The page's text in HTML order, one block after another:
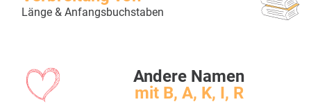
Länge & Anfangsbuchstaben
Andere Namen
mit B, A, K, I, R